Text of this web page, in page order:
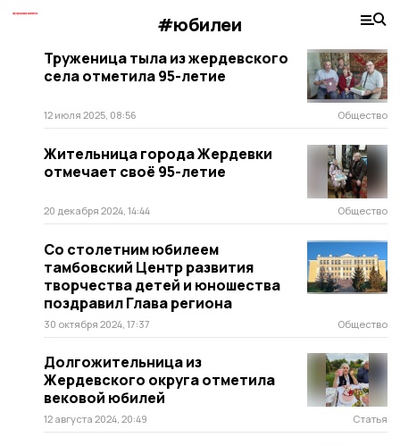
#юбилеи
Труженица тыла из жердевского
села отметила 95-летие
12 июля 2025, 08:56 Общество
Жительница города Жердевки
отмечает своё 95-летие
20 декабря 2024, 14:44 Общество
Со столетним юбилеем
тамбовский Центр развития
творчества детей и юношества
поздравил Глава региона
30 октября 2024, 17:37 Общество
Долгожительница из
Жердевского округа отметила
вековой юбилей
12 августа 2024, 20:49 Статья